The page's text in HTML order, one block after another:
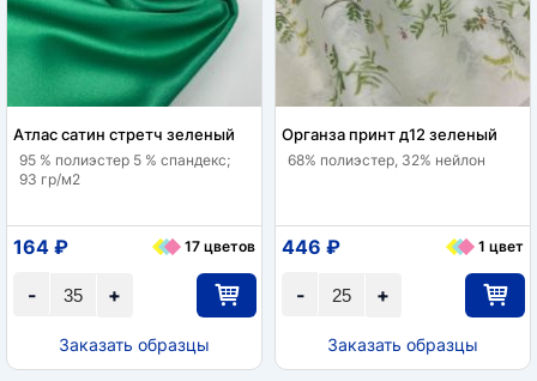
Атлас сатин стретч зеленый
95 % полиэстер 5 % спандекс;
93 гр/м2
+
-
164 ₽ 17 цветов
Заказать образцы
Органза принт д12 зеленый
68% полиэстер, 32% нейлон
+
-
446 ₽ 1 цвет
Заказать образцы